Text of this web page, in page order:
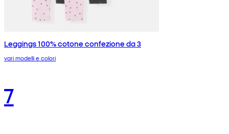
Leggings 100% cotone confezione da 3
vari modelli e colori
7